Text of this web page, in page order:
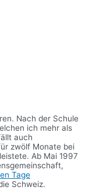
Nach der Schule
ich mehr als
auch
zwölf Monate bei
Ab Mai 1997
Tage
Schweiz.